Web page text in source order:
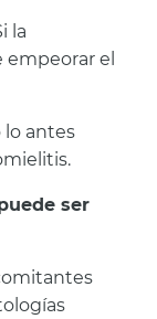
la
el
antes
ser